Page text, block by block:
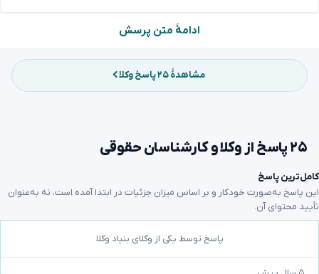
ادامهٔ متن پرسش
مشاهدهٔ ۲۵ پاسخ وکلا
۲۵ پاسخ از وکلا و کارشناسان حقوقی
کامل‌ترین پاسخ
این پاسخ به‌صورت خودکار و بر اساس میزان جزئیات در ابتدا آمده است، نه به‌عنوان
تأیید محتوای آن.
پاسخ توسط یکی از وکلای بنیاد وکلا